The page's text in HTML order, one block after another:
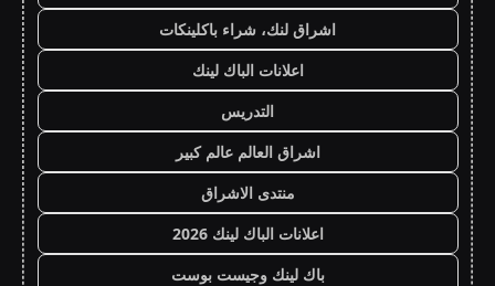
اشراق لنك، شراء باكلينكات
اعلانات الباك لينك
التدريس
اشراق العالم عالم كبير
منتدى الاشراق
اعلانات الباك لينك 2026
باك لينك وجيست بوست